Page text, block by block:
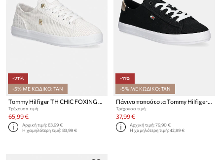
-21%
-5% ΜΕ ΚΩΔΙΚΟ: TAN
Tommy Hilfiger TH CHIC FOXING SNEAKER πάνινα sneakers Γυναικεία
Τρέχουσα τιμή:
65,99 €
Αρχική τιμή:83,99 €
Η χαμηλότερη τιμή:83,99 €
-11%
-5% ΜΕ ΚΩΔΙΚΟ: TAN
Πάνινα παπούτσια Tommy Hilfiger VULC CANVAS LACE UP SNEAKER
Τρέχουσα τιμή:
37,99 €
Αρχική τιμή:79,90 €
Η χαμηλότερη τιμή:42,99 €